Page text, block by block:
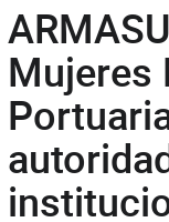
Mujeres